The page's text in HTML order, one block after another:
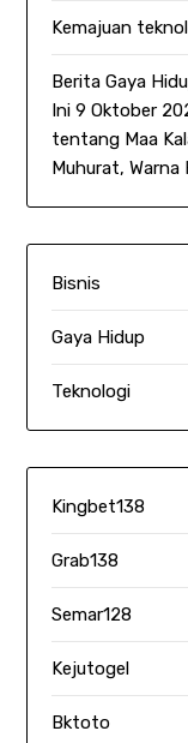
Kemajuan
Berita Gaya
Ini 9 Oktober
tentang Maa
Muhurat, Warna
Bisnis
Gaya Hidup
Teknologi
Kingbet138
Grab138
Semar128
Kejutogel
Bktoto